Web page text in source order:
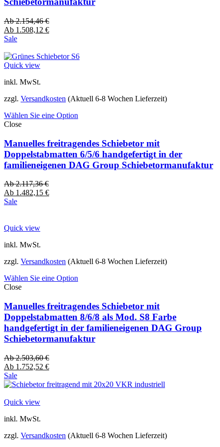
Ab2.154,46€
Ab 1.508,12 €
Sale
Quick view
inkl. MwSt.
zzgl. Versandkosten (Aktuell 6-8 Wochen Lieferzeit)
Wählen Sie eine Option
Close
Manuelles freitragendes Schiebetor mit
Doppelstabmatten 6/5/6 handgefertigt in der
familieneigenen DAG Group Schiebetormanufaktur
Ab2.117,36€
Ab 1.482,15 €
Sale
Quick view
inkl. MwSt.
zzgl. Versandkosten (Aktuell 6-8 Wochen Lieferzeit)
Wählen Sie eine Option
Close
Manuelles freitragendes Schiebetor mit
Doppelstabmatten 8/6/8 als Mod. S8 Farbe
handgefertigt in der familieneigenen DAG Group
Schiebetormanufaktur
Ab2.503,60€
Ab 1.752,52 €
Sale
Quick view
inkl. MwSt.
zzgl. Versandkosten (Aktuell 6-8 Wochen Lieferzeit)